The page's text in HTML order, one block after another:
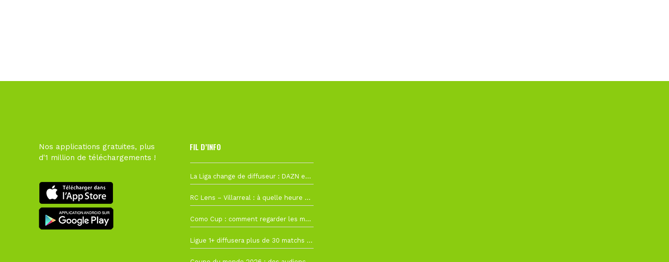
Nos applications gratuites, plus
d'1 million de téléchargements !
FIL D’INFO
La Liga change de diffuseur : DAZN et Disney+ remplacent beIN Sports !
RC Lens – Villarreal : à quelle heure et sur quelle chaîne voir la finale de la Como Cup ?
Como Cup : comment regarder les matchs du RC Lens en direct ?
Ligue 1+ diffusera plus de 30 matchs amicaux avant la reprise de la Ligue 1